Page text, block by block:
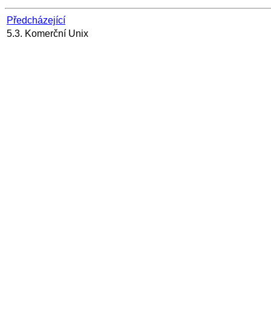
Předcházející
5.3. Komerční Unix